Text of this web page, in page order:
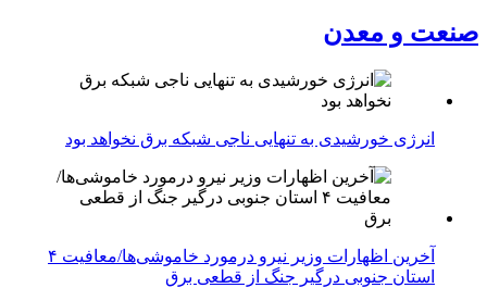
صنعت و معدن
انرژی خورشیدی به تنهایی ناجی شبکه برق نخواهد بود
آخرین اظهارات وزیر نیرو درمورد خاموشی‌ها/معافیت ۴
استان جنوبی درگیر جنگ از قطعی برق